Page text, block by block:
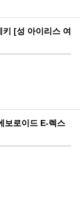
[성 아이리스 여
보로이드 E-렉스